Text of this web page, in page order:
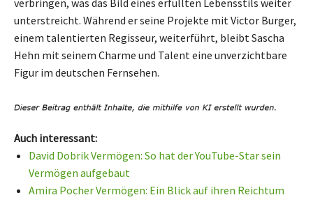
unterstreicht. Während er seine Projekte mit Victor Burger,
einem talentierten Regisseur, weiterführt, bleibt Sascha
Hehn mit seinem Charme und Talent eine unverzichtbare
Figur im deutschen Fernsehen.
Auch interessant:
David Dobrik Vermögen: So hat der YouTube-Star sein
Vermögen aufgebaut
Amira Pocher Vermögen: Ein Blick auf ihren Reichtum